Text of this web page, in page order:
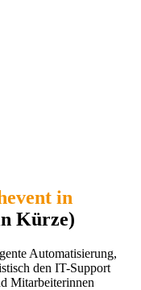
in
Kürze)
Automatisierung,
den IT-Support
Mitarbeiterinnen